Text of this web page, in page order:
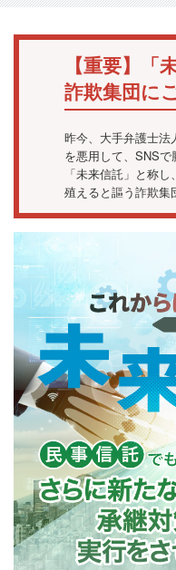
【重要】「
詐欺集団に
昨今、大手弁護士法
を悪用して、SNS
「未来信託」と称
殖えると謳う詐欺集